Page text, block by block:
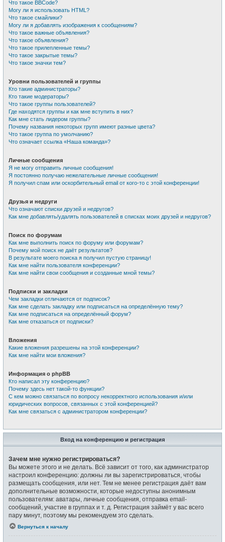
Что такое BBCode?
Могу ли я использовать HTML?
Что такое смайлики?
Могу ли я добавлять изображения к сообщениям?
Что такое важные объявления?
Что такое объявления?
Что такое прилепленные темы?
Что такое закрытые темы?
Что такое значки тем?
Уровни пользователей и группы
Кто такие администраторы?
Кто такие модераторы?
Что такое группы пользователей?
Где находятся группы и как мне вступить в них?
Как мне стать лидером группы?
Почему названия некоторых групп имеют разные цвета?
Что такое группа по умолчанию?
Что означает ссылка «Наша команда»?
Личные сообщения
Я не могу отправить личные сообщения!
Я постоянно получаю нежелательные личные сообщения!
Я получил спам или оскорбительный email от кого-то с этой конференции!
Друзья и недруги
Что означают списки друзей и недругов?
Как мне добавлять/удалять пользователей в списках моих друзей и недругов?
Поиск по форумам
Как мне выполнить поиск по форуму или форумам?
Почему мой поиск не даёт результатов?
В результате моего поиска я получил пустую страницу!
Как мне найти пользователя конференции?
Как мне найти свои сообщения и созданные мной темы?
Подписки и закладки
Чем закладки отличаются от подписок?
Как мне сделать закладку или подписаться на определённую тему?
Как мне подписаться на определённый форум?
Как мне отказаться от подписки?
Вложения
Какие вложения разрешены на этой конференции?
Как мне найти мои вложения?
Информация о phpBB
Кто написал эту конференцию?
Почему здесь нет такой-то функции?
С кем можно связаться по вопросу некорректного использования и/или
юридических вопросов, связанных с этой конференцией?
Как мне связаться с администратором конференции?
Вход на конференцию и регистрация
Зачем мне нужно регистрироваться?
Вы можете этого и не делать. Всё зависит от того, как администратор
настроил конференцию: должны ли вы зарегистрироваться, чтобы
размещать сообщения, или нет. Тем не менее регистрация даёт вам
дополнительные возможности, которые недоступны анонимным
пользователям: аватары, личные сообщения, отправка email-
сообщений, участие в группах и т. д. Регистрация займёт у вас всего
пару минут, поэтому мы рекомендуем это сделать.
Вернуться к началу